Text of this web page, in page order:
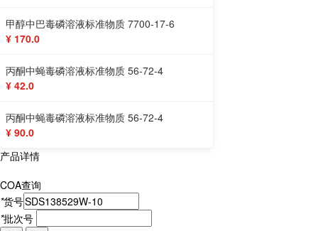
甲醇中巴毒磷溶液标准物质 7700-17-6
¥ 170.0
丙酮中蝇毒磷溶液标准物质 56-72-4
¥ 42.0
丙酮中蝇毒磷溶液标准物质 56-72-4
¥ 90.0
产品详情
COA查询
*货号
*批次号